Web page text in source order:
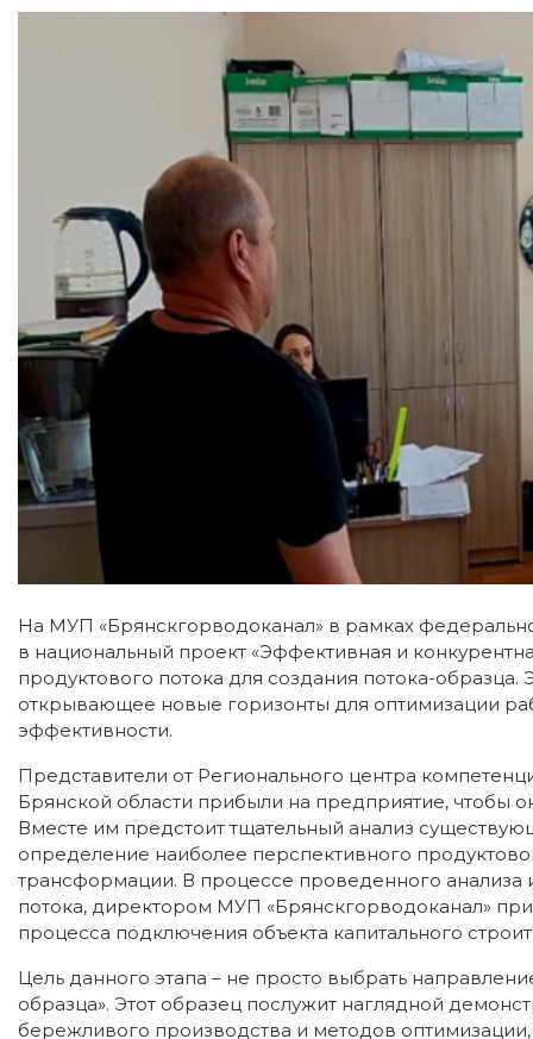
На МУП «Брянскгорводоканал» в рамках
в национальный проект «Эффективная и
продуктового потока для создания потока-
открывающее новые горизонты для оптимизации
эффективности.
Представители от Регионального центра
Брянской области прибыли на предприятие, чтобы
Вместе им предстоит тщательный анализ
определение наиболее перспективного
трансформации. В процессе проведенного
потока, директором МУП «Брянскгорводоканал»
процесса подключения объекта капитального
Цель данного этапа – не просто выбрать
образца». Этот образец послужит наглядной
бережливого производства и методов